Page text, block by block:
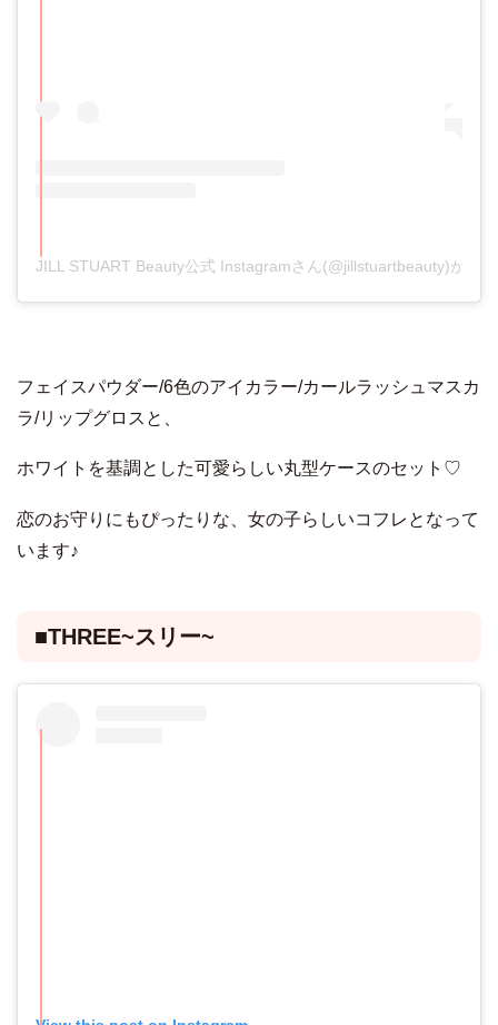
JILL STUART Beauty公式 Instagramさん(@jillstuartbeauty)がシ
フェイスパウダー/6色のアイカラー/カールラッシュマスカ
ラ/リップグロスと、
ホワイトを基調とした可愛らしい丸型ケースのセット♡
恋のお守りにもぴったりな、女の子らしいコフレとなって
います♪
■THREE~スリー~